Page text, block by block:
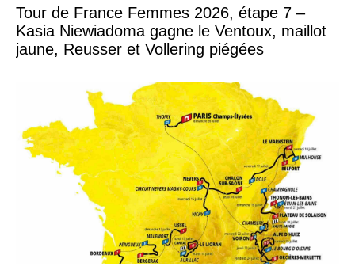
Tour de France Femmes 2026, étape 7 –
Kasia Niewiadoma gagne le Ventoux, maillot
jaune, Reusser et Vollering piégées